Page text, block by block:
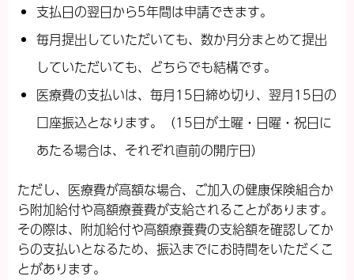
支払日の翌日から5年間は申請できます。
毎月提出していただいても、数か月分まとめて提出
していただいても、どちらでも結構です。
医療費の支払いは、毎月15日締め切り、翌月15日の
口座振込となります。（15日が土曜・日曜・祝日に
あたる場合は、それぞれ直前の開庁日）
ただし、医療費が高額な場合、ご加入の健康保険組合か
ら附加給付や高額療養費が支給されることがあります。
その際は、附加給付や高額療養費の支給額を確認してか
らの支払いとなるため、振込までにお時間をいただくこ
とがあります。